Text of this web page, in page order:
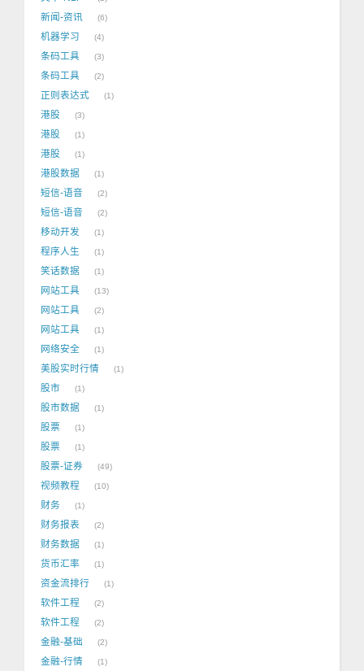
新闻-资讯 6
机器学习 4
条码工具 3
条码工具 2
正则表达式 1
港股 3
港股 1
港股 1
港股数据 1
短信-语音 2
短信-语音 2
移动开发 1
程序人生 1
笑话数据 1
网站工具 13
网站工具 2
网站工具 1
网络安全 1
美股实时行情 1
股市 1
股市数据 1
股票 1
股票 1
股票-证券 49
视频教程 10
财务 1
财务报表 2
财务数据 1
货币汇率 1
资金流排行 1
软件工程 2
软件工程 2
金融-基础 2
金融-行情 1